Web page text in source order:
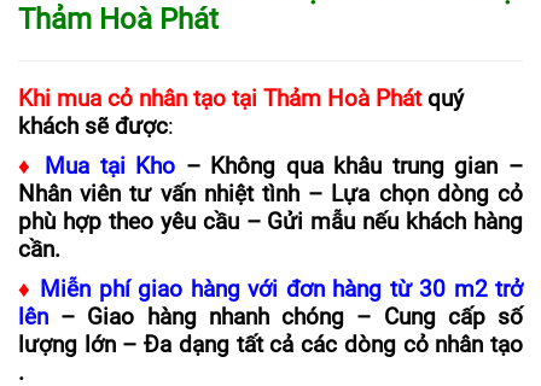
Thảm Hoà Phát
Khi mua cỏ nhân tạo tại Thảm Hoà Phát quý
khách sẽ được:
♦
Mua tại Kho – Không qua khâu trung gian –
Nhân viên tư vấn nhiệt tình – Lựa chọn dòng cỏ
phù hợp theo yêu cầu – Gửi mẫu nếu khách hàng
cần.
♦ Miễn phí giao hàng với đơn hàng từ 30 m2 trở
lên – Giao hàng nhanh chóng – Cung cấp số
lượng lớn – Đa dạng tất cả các dòng cỏ nhân tạo
.